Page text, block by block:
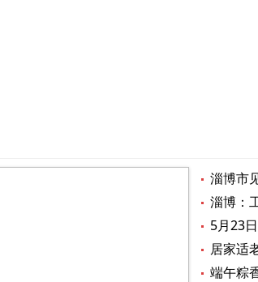
淄博市
会举行
淄博：
5月23
市长在
居家适
家和产
端午粽